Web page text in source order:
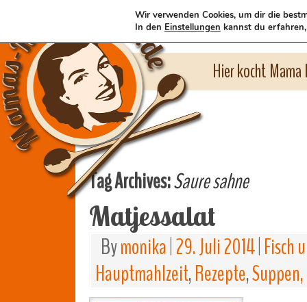
Hier kocht
Tag Archives:Saure sahne
Matjessalat
Bymonika 29. Juli 2014 Fisch
Hauptmahlzeit,Rezepte,
Wir verwenden Cookies, um dir die
In den Einstellungen kannst du